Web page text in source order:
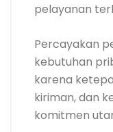
pelayanan
Percayakan
kebutuhan
karena
kiriman, dan
komitmen